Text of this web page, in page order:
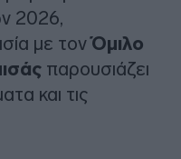
2026,
με τονΌμιλο
παρουσιάζει
και τις